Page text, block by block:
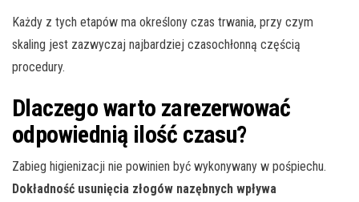
Każdy z tych etapów ma określony czas trwania, przy czym
skaling jest zazwyczaj najbardziej czasochłonną częścią
procedury.
Dlaczego warto zarezerwować
odpowiednią ilość czasu?
Zabieg higienizacji nie powinien być wykonywany w pośpiechu.
Dokładność usunięcia złogów nazębnych wpływa